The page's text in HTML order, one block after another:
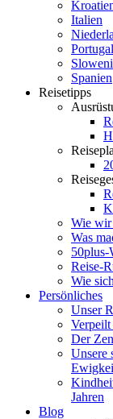
Italien
Portugal
Spanien
Reisetipps
Wie wir
Was
50plus-
Reise-
Wie
Persönliches
Unser
Verpeilt
Der
Unsere
Jahren
Blog